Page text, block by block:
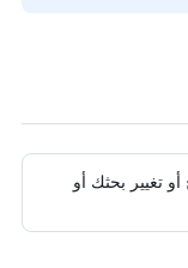
تغيير بحثك أو